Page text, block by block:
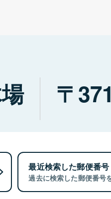
最近検索した郵便番号
過去に検索した郵便番号